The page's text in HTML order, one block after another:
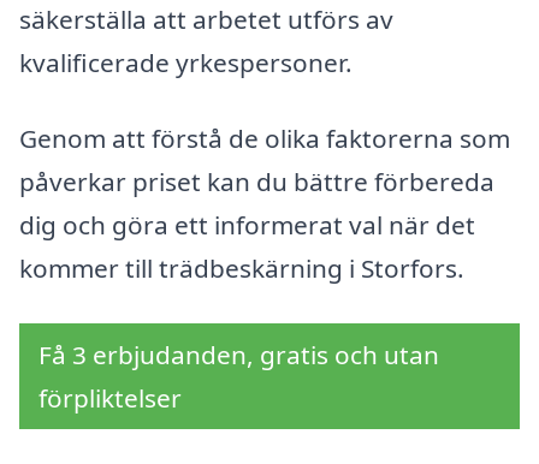
säkerställa att arbetet utförs av
kvalificerade yrkespersoner.
Genom att förstå de olika faktorerna som
påverkar priset kan du bättre förbereda
dig och göra ett informerat val när det
kommer till trädbeskärning i Storfors.
Få 3 erbjudanden, gratis och utan
förpliktelser